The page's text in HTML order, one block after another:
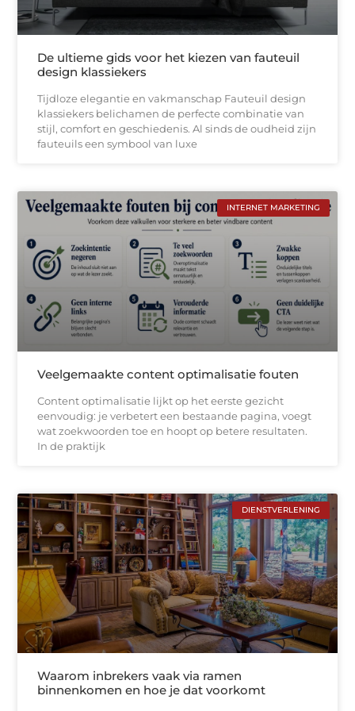
De ultieme gids voor het kiezen van fauteuil
design klassiekers
Tijdloze elegantie en vakmanschap Fauteuil design
klassiekers belichamen de perfecte combinatie van
stijl, comfort en geschiedenis. Al sinds de oudheid zijn
fauteuils een symbool van luxe
INTERNET MARKETING
Veelgemaakte content optimalisatie fouten
Content optimalisatie lijkt op het eerste gezicht
eenvoudig: je verbetert een bestaande pagina, voegt
wat zoekwoorden toe en hoopt op betere resultaten.
In de praktijk
DIENSTVERLENING
Waarom inbrekers vaak via ramen
binnenkomen en hoe je dat voorkomt